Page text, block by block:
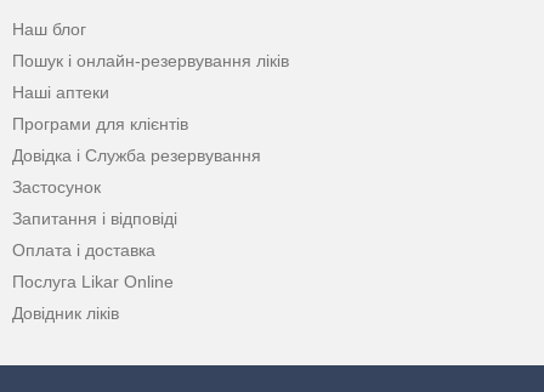
Наш блог
Пошук і онлайн-резервування ліків
Наші аптеки
Програми для клієнтів
Довідка і Служба резервування
Застосунок
Запитання і відповіді
Оплата і доставка
Послуга Likar Online
Довідник ліків